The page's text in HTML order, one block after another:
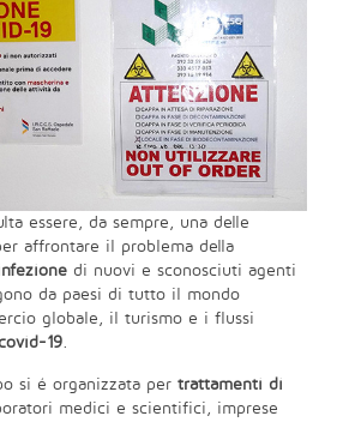
essere, da sempre, una delle
affrontare il problema della
di nuovi e sconosciuti agenti
da paesi di tutto il mondo
globale, il turismo e i flussi
19.
si é organizzata per trattamenti di
medici e scientifici, imprese